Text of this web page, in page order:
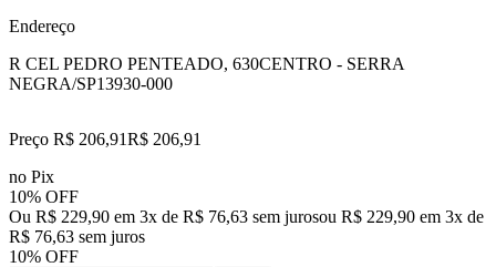
Endereço
R CEL PEDRO PENTEADO, 630CENTRO - SERRA
NEGRA/SP13930-000
Preço R$ 206,91R$ 206,91
no Pix
10% OFF
Ou R$ 229,90 em 3x de R$ 76,63 sem jurosou R$ 229,90 em 3x de
R$ 76,63 sem juros
10% OFF